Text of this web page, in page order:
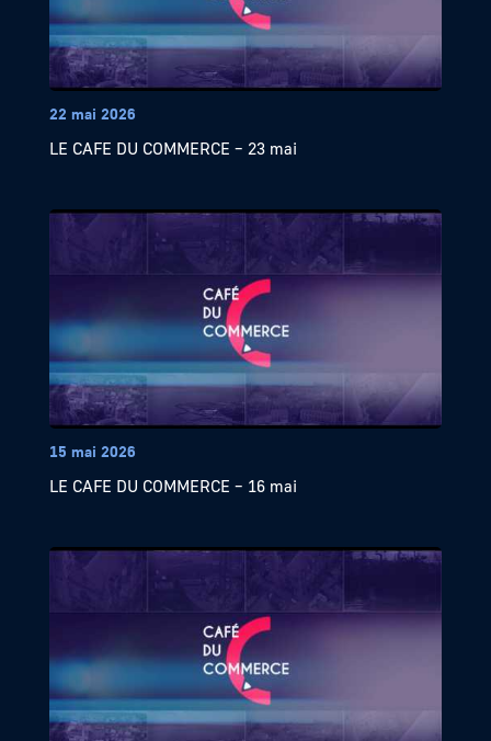
22 mai 2026
LE CAFE DU COMMERCE – 23 mai
15 mai 2026
LE CAFE DU COMMERCE – 16 mai